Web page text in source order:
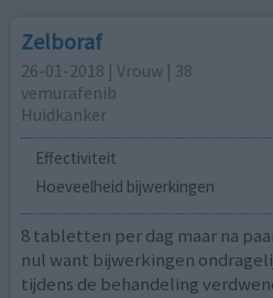
Zelboraf
26-01-2018 | Vrouw | 38
vemurafenib
Huidkanker
Effectiviteit
Hoeveelheid bijwerkingen
8 tabletten per dag maar na
nul want bijwerkingen
tijdens de behandeling